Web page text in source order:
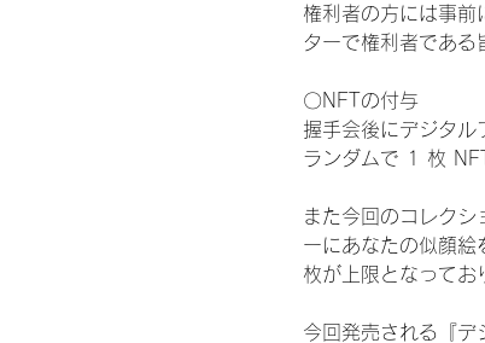
権利者の方には事前
ターで権利者である
〇NFTの付与
握手会後にデジタル
ランダムで 1 枚
また今回のコレク
ーにあなたの似顔
枚が上限となってお
今回発売される『デ